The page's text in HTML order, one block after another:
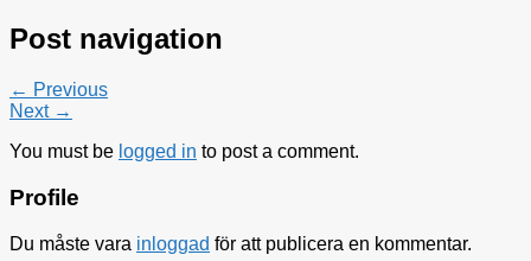
Post navigation
← Previous
Next →
You must be logged in to post a comment.
Profile
Du måste vara inloggad för att publicera en kommentar.